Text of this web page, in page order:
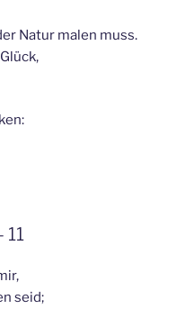
Natur malen muss.
seid;